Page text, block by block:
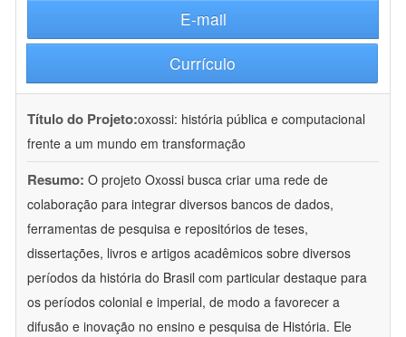
E-mail
Currículo
Título do Projeto:oxossi: história pública e computacional
frente a um mundo em transformação
Resumo: O projeto Oxossi busca criar uma rede de
colaboração para integrar diversos bancos de dados,
ferramentas de pesquisa e repositórios de teses,
dissertações, livros e artigos acadêmicos sobre diversos
períodos da história do Brasil com particular destaque para
os períodos colonial e imperial, de modo a favorecer a
difusão e inovação no ensino e pesquisa de História. Ele